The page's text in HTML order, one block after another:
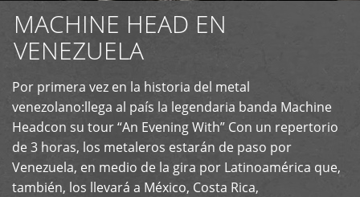
MACHINE HEAD EN
VENEZUELA
Por primera vez en la historia del metal
venezolano:llega al país la legendaria banda Machine
Headcon su tour “An Evening With” Con un repertorio
de 3 horas, los metaleros estarán de paso por
Venezuela, en medio de la gira por Latinoamérica que,
también, los llevará a México, Costa Rica,
+